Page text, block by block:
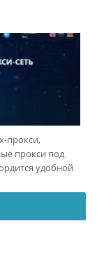
прокси,
прокси под
удобной